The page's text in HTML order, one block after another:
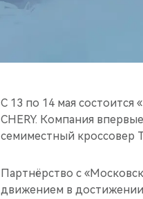
С 13 по 14 мая
CHERY. Компания
семиместный кроссовер
Партнёрство с
движением в достижении